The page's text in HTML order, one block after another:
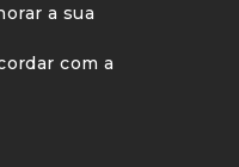
a sua
com a